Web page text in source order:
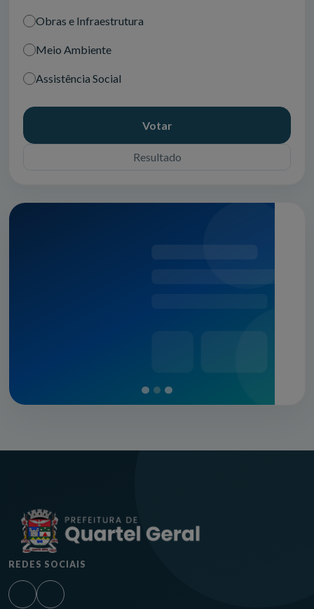
Obras e Infraestrutura
Meio Ambiente
Assistência Social
Votar
Resultado
REDES SOCIAIS